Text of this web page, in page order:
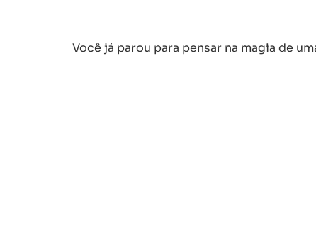
Você já parou para pensar na magia de